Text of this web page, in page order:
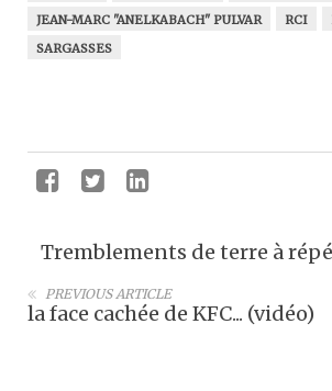
JEAN-MARC "ANELKABACH" PULVAR
RCI
SARGASSES
Tremblements de terre à
PREVIOUS ARTICLE
la face cachée de KFC... (vidéo)